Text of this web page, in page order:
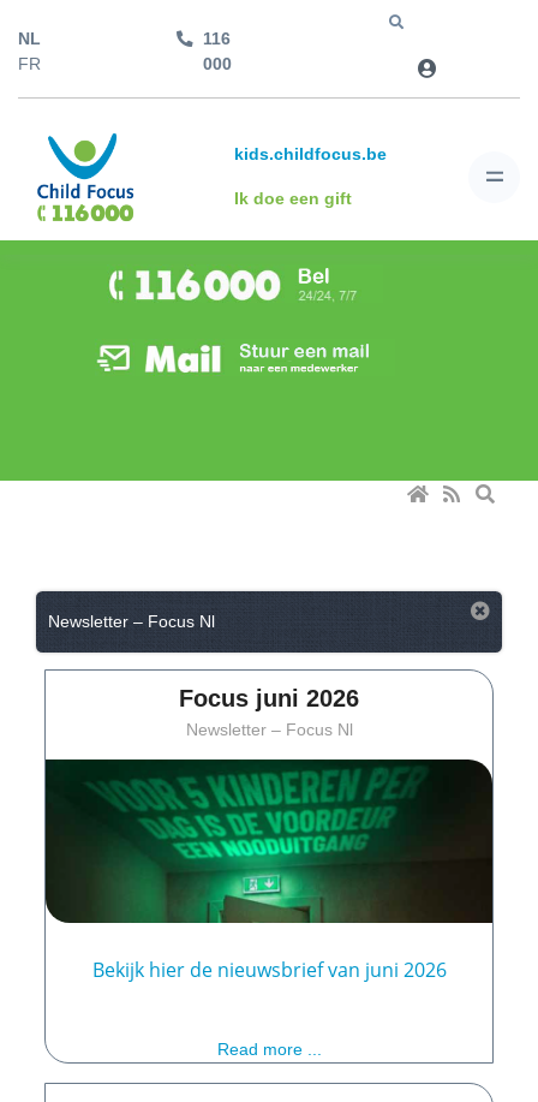
NL
FR
116
000
kids.childfocus.be
Ik doe een gift
Newsletter – Focus Nl
Focus juni 2026
Newsletter – Focus Nl
Bekijk hier de nieuwsbrief van juni 2026
Read more ...